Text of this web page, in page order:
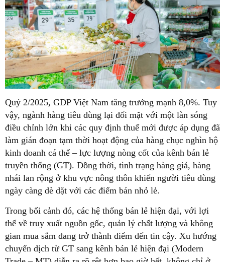
Quý 2/2025, GDP Việt Nam tăng trưởng mạnh 8,0%. Tuy
vậy, ngành hàng tiêu dùng lại đối mặt với một làn sóng
điều chỉnh lớn khi các quy định thuế mới được áp dụng đã
làm gián đoạn tạm thời hoạt động của hàng chục nghìn hộ
kinh doanh cá thể – lực lượng nòng cốt của kênh bán lẻ
truyền thống (GT). Đồng thời, tình trạng hàng giả, hàng
nhái lan rộng ở khu vực nông thôn khiến người tiêu dùng
ngày càng dè dặt với các điểm bán nhỏ lẻ.
Trong bối cảnh đó, các hệ thống bán lẻ hiện đại, với lợi
thế về truy xuất nguồn gốc, quản lý chất lượng và không
gian mua sắm đang trở thành điểm đến tin cậy. Xu hướng
chuyển dịch từ GT sang kênh bán lẻ hiện đại (Modern